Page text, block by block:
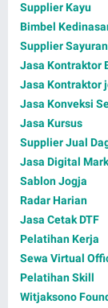
Supplier Kayu
Bimbel
Supplier Sayuran
Jasa Kontraktor
Jasa Kontraktor
Jasa Konveksi
Jasa Kursus
Supplier Jual
Jasa Digital
Sablon Jogja
Radar Harian
Jasa Cetak DTF
Pelatihan Kerja
Sewa Virtual
Pelatihan Skill
Witjaksono